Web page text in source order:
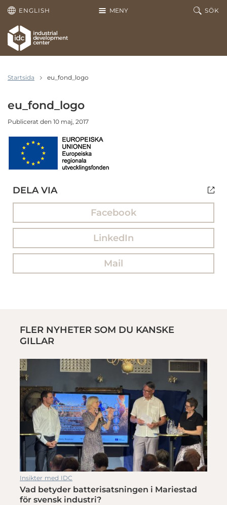
Hoppa till huvudinnehållet
MENY
ENGLISH SÖK
Startsida eu_fond_logo
eu_fond_logo
Publicerat den 10 maj, 2017
DELA VIA
Facebook
LinkedIn
Mail
FLER NYHETER SOM DU KANSKE
GILLAR
Insikter med IDC
Vad betyder batterisatsningen i Mariestad
för svensk industri?